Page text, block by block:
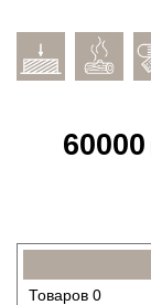
60000
Товаров 0